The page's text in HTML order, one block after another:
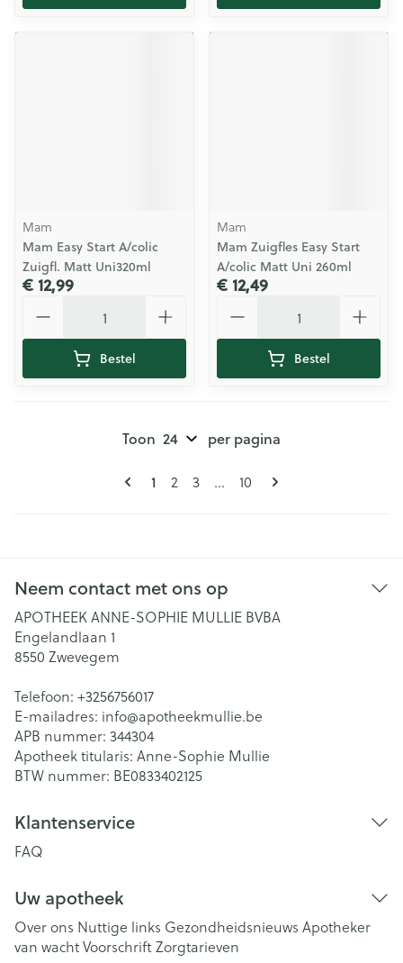
Mam
Mam Easy Start A/colic
Zuigfl. Matt Uni320ml
€ 12,99
Bestel
Mam
Mam Zuigfles Easy Start
A/colic Matt Uni 260ml
€ 12,49
Bestel
Pagina's
U lees momenteel pagina
1 Pagina
2 Pagina
3 ... Pagina
10
Toon per pagina
Neem contact met ons op
APOTHEEK ANNE-SOPHIE MULLIE BVBA
Engelandlaan 1
8550 Zwevegem
Telefoon: +3256756017
E-mailadres: info@apotheekmullie.be
APB nummer: 344304
Apotheek titularis: Anne-Sophie Mullie
BTW nummer: BE0833402125
Klantenservice
FAQ
Uw apotheek
Over ons Nuttige links Gezondheidsnieuws Apotheker
van wachtVoorschriftZorgtarieven